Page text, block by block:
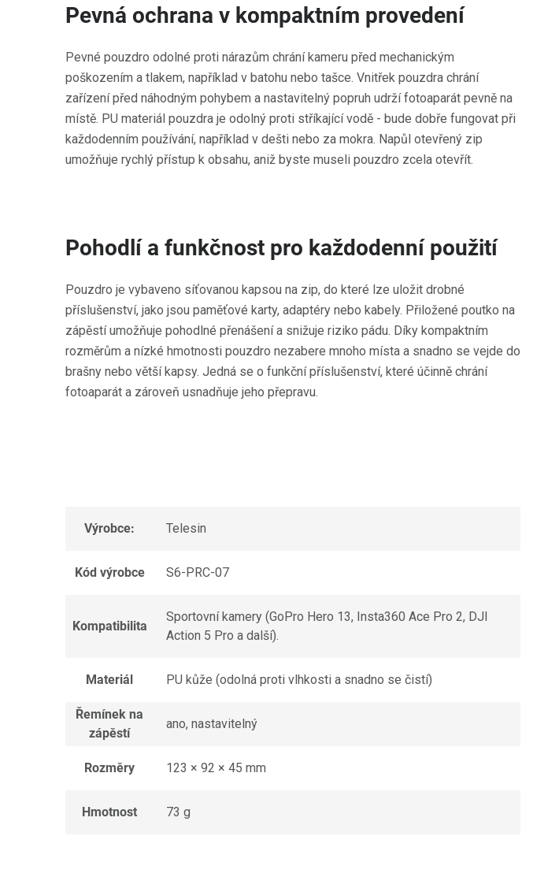
Pevná ochrana v kompaktním provedení
Pevné pouzdro odolné proti nárazům chrání kameru před mechanickým
poškozením a tlakem, například v batohu nebo tašce. Vnitřek pouzdra chrání
zařízení před náhodným pohybem a nastavitelný popruh udrží fotoaparát pevně na
místě. PU materiál pouzdra je odolný proti stříkající vodě - bude dobře fungovat při
každodenním používání, například v dešti nebo za mokra. Napůl otevřený zip
umožňuje rychlý přístup k obsahu, aniž byste museli pouzdro zcela otevřít.
Pohodlí a funkčnost pro každodenní použití
Pouzdro je vybaveno síťovanou kapsou na zip, do které lze uložit drobné
příslušenství, jako jsou paměťové karty, adaptéry nebo kabely. Přiložené poutko na
zápěstí umožňuje pohodlné přenášení a snižuje riziko pádu. Díky kompaktním
rozměrům a nízké hmotnosti pouzdro nezabere mnoho místa a snadno se vejde do
brašny nebo větší kapsy. Jedná se o funkční příslušenství, které účinně chrání
fotoaparát a zároveň usnadňuje jeho přepravu.
Výrobce: Telesin
Kód výrobce S6-PRC-07
Kompatibilita
Sportovní kamery (GoPro Hero 13, Insta360 Ace Pro 2, DJI
Action 5 Pro a další).
Materiál PU kůže (odolná proti vlhkosti a snadno se čistí)
Řemínek na
zápěstí
ano, nastavitelný
Rozměry 123 × 92 × 45 mm
Hmotnost 73 g